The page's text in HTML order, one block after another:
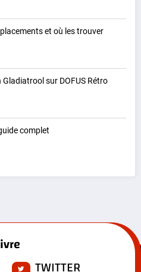
et où les trouver
sur DOFUS Rétro
complet